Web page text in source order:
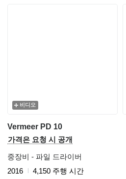
비디오
Vermeer PD 10
가격은 요청 시 공개
중장비 - 파일 드라이버
2016
4,150 주행 시간